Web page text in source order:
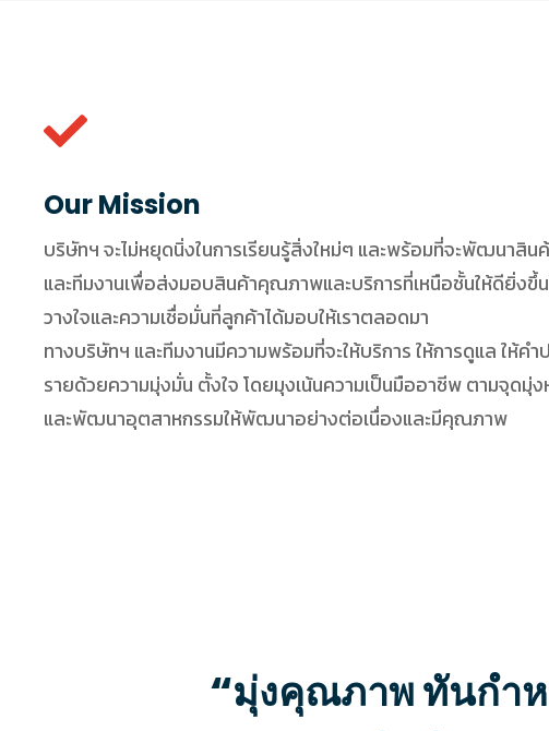
Our Mission
บริษัทฯ จะไม่หยุดนิ่งในการเรียนรู้สิ่งใหม่ๆ และพร้อมที่จะพัฒนาสิน
และทีมงานเพื่อส่งมอบสินค้าคุณภาพและบริการที่เหนือชั้นให้ดียิ่งขึ้น
วางใจและความเชื่อมั่นที่ลูกค้าได้มอบให้เราตลอดมา
ทางบริษัทฯ และทีมงานมีความพร้อมที่จะให้บริการ ให้การดูแล ให้คํ
รายด้วยความมุ่งมั่น ตั้งใจ โดยมุงเน้นความเป็นมืออาชีพ ตามจุดมุ่
และพัฒนาอุตสาหกรรมให้พัฒนาอย่างต่อเนื่องและมีคุณภาพ
“มุ่งคุณภาพ ทันกำ